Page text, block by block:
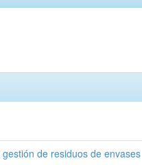
de residuos de envases